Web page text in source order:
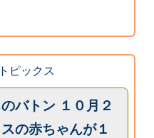
トピックス
バトン １０月２
の赤ちゃんが１